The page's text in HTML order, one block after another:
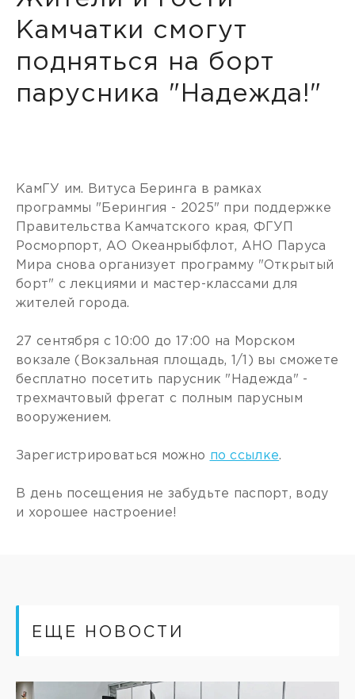
Камчатки смогут
подняться на борт
парусника "Надежда!"
КамГУ им. Витуса Беринга в рамках
программы "Берингия - 2025" при поддержке
Правительства Камчатского края, ФГУП
Росморпорт, АО Океанрыбфлот, АНО Паруса
Мира снова организует программу "Открытый
борт" с лекциями и мастер-классами для
жителей города.
27 сентября с 10:00 до 17:00 на Морском
вокзале (Вокзальная площадь, 1/1) вы сможете
бесплатно посетить парусник "Надежда" -
трехмачтовый фрегат с полным парусным
вооружением.
Зарегистрироваться можно по ссылке.
В день посещения не забудьте паспорт, воду
и хорошее настроение!
ЕЩЕ НОВОСТИ